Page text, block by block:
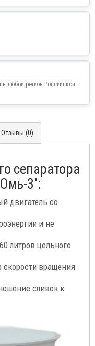
в любой регион Российской
Отзывы (0)
сепаратора
3":
двигатель со
и не
литров цельного
скорости вращения
сливок к